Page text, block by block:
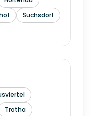
Suchsdorf
Trotha